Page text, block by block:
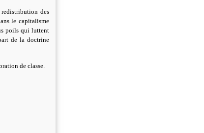
des
le capitalisme
poils qui luttent
de la doctrine
de classe.